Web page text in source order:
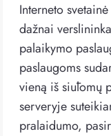
Interneto
dažnai
palaikymo
paslaugoms
vieną iš siūlomų
serveryje
pralaidumo,